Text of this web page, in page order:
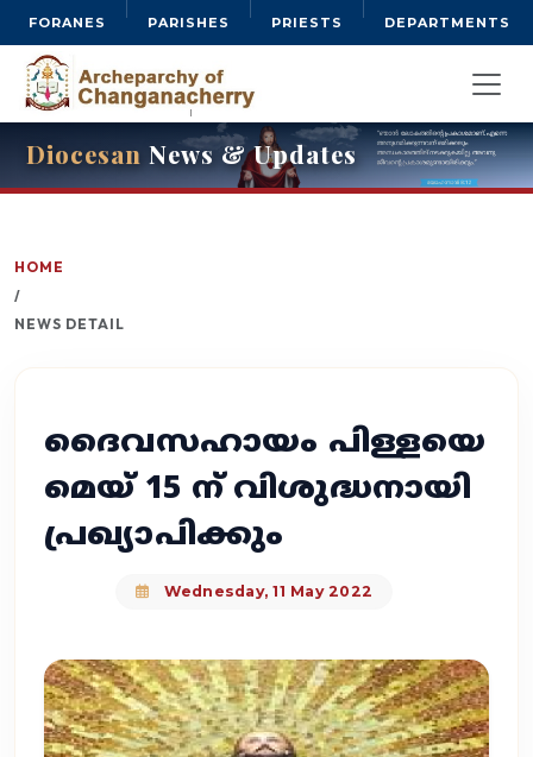
FORANES PARISHES PRIESTS DEPARTMENTS
Diocesan News & Updates
HOME
/
NEWS DETAIL
ദൈവസഹായം പിള്ളയെ
മെയ് 15 ന് വിശുദ്ധനായി
പ്രഖ്യാപിക്കും
Wednesday, 11 May 2022